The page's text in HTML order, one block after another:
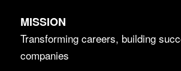
MISSION
Transforming careers, building
companies